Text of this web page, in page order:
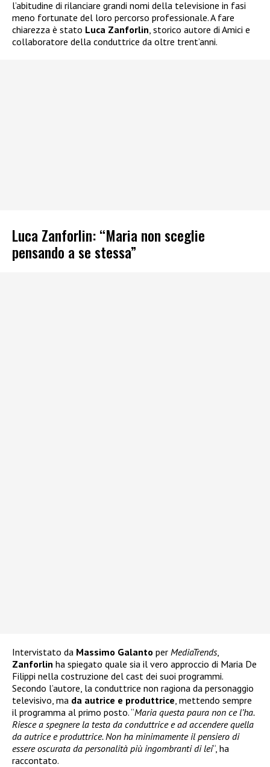
l’abitudine di rilanciare grandi nomi della televisione in fasi
meno fortunate del loro percorso professionale. A fare
chiarezza è stato Luca Zanforlin, storico autore di Amici e
collaboratore della conduttrice da oltre trent’anni.
Luca Zanforlin: “Maria non sceglie
pensando a se stessa”
Intervistato da Massimo Galanto per MediaTrends,
Zanforlin ha spiegato quale sia il vero approccio di Maria De
Filippi nella costruzione del cast dei suoi programmi.
Secondo l’autore, la conduttrice non ragiona da personaggio
televisivo, ma da autrice e produttrice , mettendo sempre
il programma al primo posto. “Maria questa paura non ce l’ha.
Riesce a spegnere la testa da conduttrice e ad accendere quella
da autrice e produttrice. Non ha minimamente il pensiero di
essere oscurata da personalità più ingombranti di lei“, ha
raccontato.